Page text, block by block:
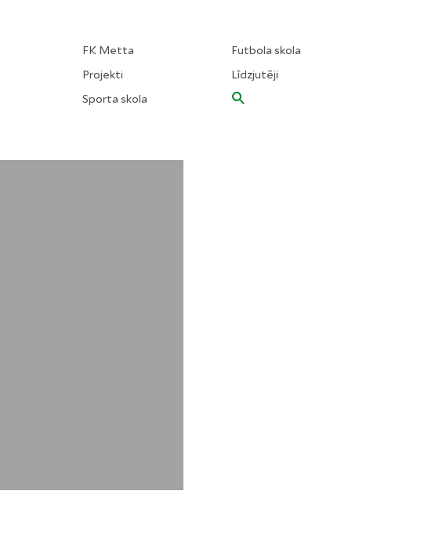
FK Metta
Projekti
Sporta skola
Futbola skola
Līdzjutēji